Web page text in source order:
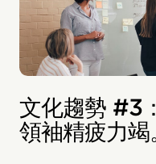
文化趨勢 #3：
領袖精疲力竭